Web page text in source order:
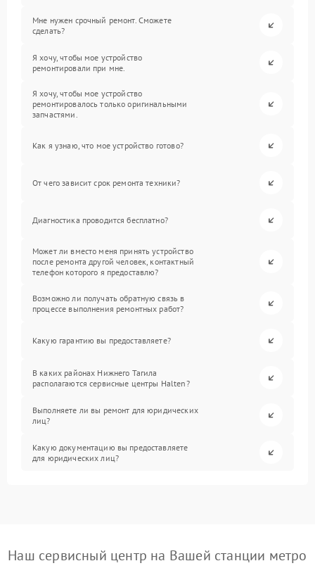
Мне нужен срочный ремонт. Сможете
сделать?
Я хочу, чтобы мое устройство
ремонтировали при мне.
Я хочу, чтобы мое устройство
ремонтировалось только оригинальными
запчастями.
Как я узнаю, что мое устройство готово?
От чего зависит срок ремонта техники?
Диагностика проводится бесплатно?
Может ли вместо меня принять устройство
после ремонта другой человек, контактный
телефон которого я предоставлю?
Возможно ли получать обратную связь в
процессе выполнения ремонтных работ?
Какую гарантию вы предоставляете?
В каких районах Нижнего Тагила
располагаются сервисные центры Halten?
Выполняете ли вы ремонт для юридических
лиц?
Какую документацию вы предоставляете
для юридических лиц?
Наш сервисный центр на Вашей станции метро